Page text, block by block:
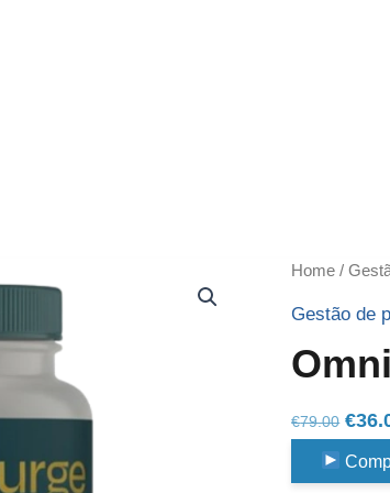
Home /
Gestão de
€79.00
price
was:
€